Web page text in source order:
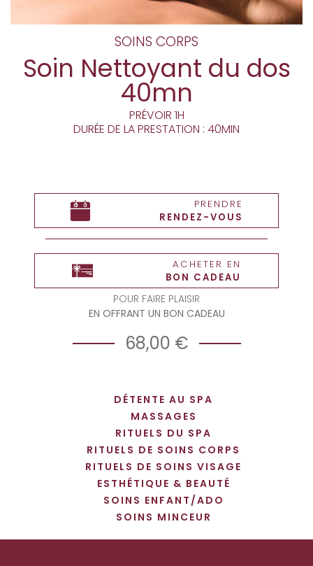
SOINS CORPS
Soin Nettoyant du dos
40mn
PRÉVOIR 1H
DURÉE DE LA PRESTATION : 40MIN
PRENDRE
RENDEZ-VOUS
ACHETER EN
BON CADEAU
POUR FAIRE PLAISIR
EN OFFRANT UN BON CADEAU
68,00 €
DÉTENTE AU SPA
MASSAGES
RITUELS DU SPA
RITUELS DE SOINS CORPS
RITUELS DE SOINS VISAGE
ESTHÉTIQUE & BEAUTÉ
SOINS ENFANT/ADO
SOINS MINCEUR